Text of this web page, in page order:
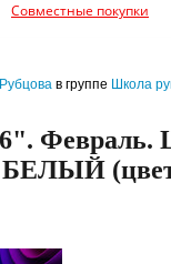
Совместные покупки
в группе Школа
Февраль.
БЕЛЫЙ